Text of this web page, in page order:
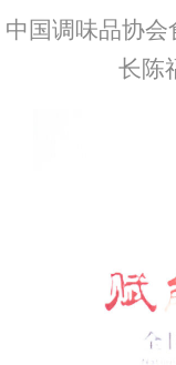
中国调味品协
长陈